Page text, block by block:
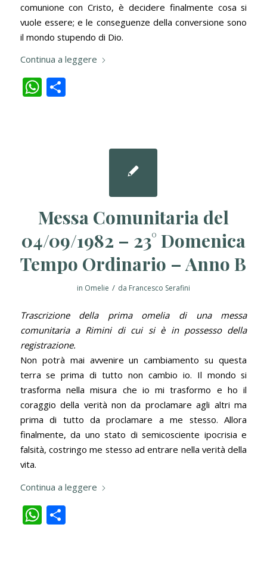
comunione con Cristo, è decidere finalmente cosa si
vuole essere; e le conseguenze della conversione sono
il mondo stupendo di Dio.
Continua a leggere
WhatsApp
Condividi
Messa Comunitaria del
04/09/1982 – 23° Domenica
Tempo Ordinario – Anno B
in Omelie / da Francesco Serafini
Trascrizione della prima omelia di una messa
comunitaria a Rimini di cui si è in possesso della
registrazione.
Non potrà mai avvenire un cambiamento su questa
terra se prima di tutto non cambio io. Il mondo si
trasforma nella misura che io mi trasformo e ho il
coraggio della verità non da proclamare agli altri ma
prima di tutto da proclamare a me stesso. Allora
finalmente, da uno stato di semicosciente ipocrisia e
falsità, costringo me stesso ad entrare nella verità della
vita.
Continua a leggere
WhatsApp
Condividi